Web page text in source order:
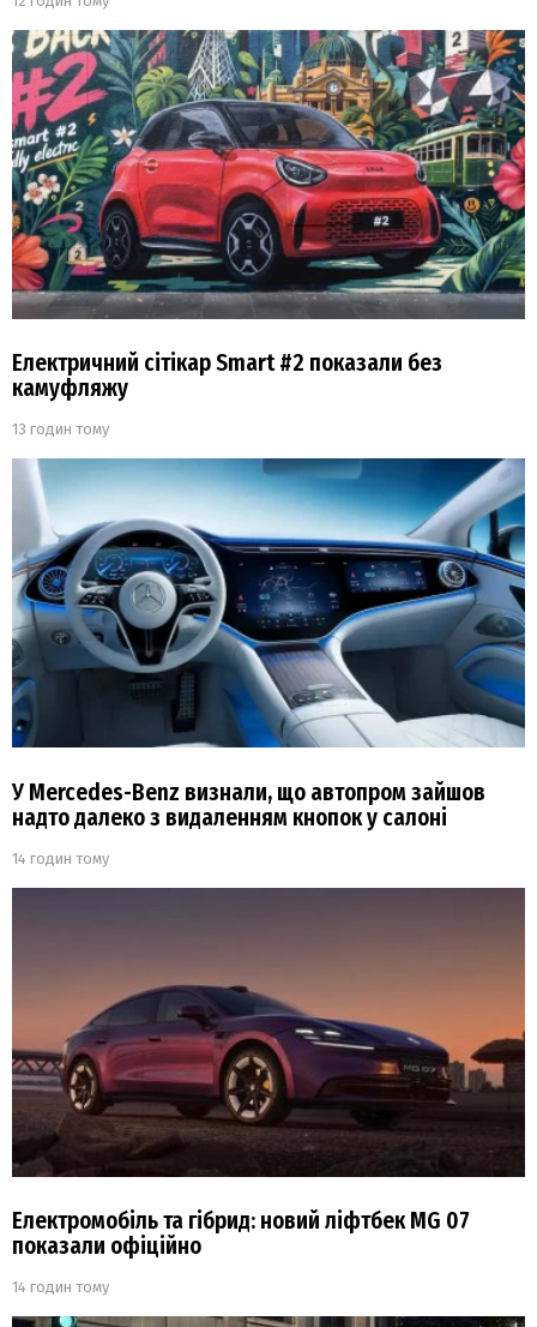
Електричний сітікар Smart #2 показали без
камуфляжу
13 годин тому
У Mercedes-Benz визнали, що автопром зайшов
надто далеко з видаленням кнопок у салоні
14 годин тому
Електромобіль та гібрид: новий ліфтбек MG 07
показали офіційно
14 годин тому